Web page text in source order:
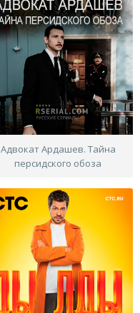
Адвокат Ардашев. Тайна
персидского обоза